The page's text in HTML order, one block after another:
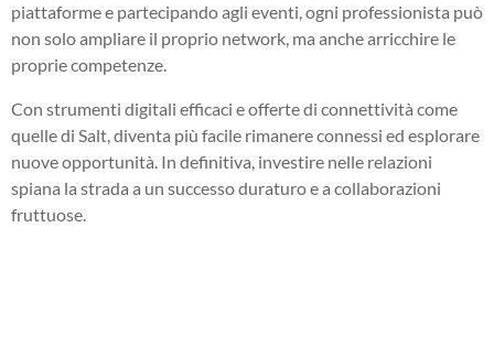
piattaforme e partecipando agli eventi, ogni professionista può
non solo ampliare il proprio network, ma anche arricchire le
proprie competenze.
Con strumenti digitali efficaci e offerte di connettività come
quelle di Salt, diventa più facile rimanere connessi ed esplorare
nuove opportunità. In definitiva, investire nelle relazioni
spiana la strada a un successo duraturo e a collaborazioni
fruttuose.